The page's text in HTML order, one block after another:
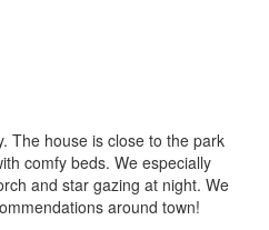
The house is close to the park
comfy beds. We especially
and star gazing at night. We
around town!